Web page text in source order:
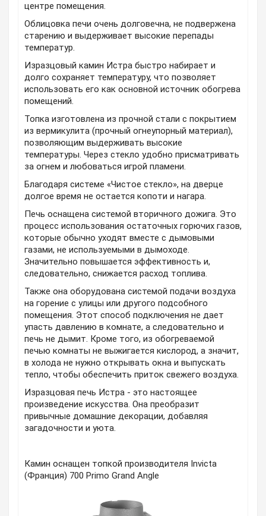
центре помещения.
Облицовка печи очень долговечна, не подвержена
старению и выдерживает высокие перепады
температур.
Изразцовый камин Истра быстро набирает и
долго сохраняет температуру, что позволяет
использовать его как основной источник обогрева
помещений.
Топка изготовлена из прочной стали с покрытием
из вермикулита (прочный огнеупорный материал),
позволяющим выдерживать высокие
температуры. Через стекло удобно присматривать
за огнем и любоваться игрой пламени.
Благодаря системе «Чистое стекло», на дверце
долгое время не остается копоти и нагара.
Печь оснащена системой вторичного дожига. Это
процесс использования остаточных горючих газов,
которые обычно уходят вместе с дымовыми
газами, не используемыми в дымоходе.
Значительно повышается эффективность и,
следовательно, снижается расход топлива.
Также она оборудована системой подачи воздуха
на горение с улицы или другого подсобного
помещения. Этот способ подключения не дает
упасть давлению в комнате, а следовательно и
печь не дымит. Кроме того, из обогреваемой
печью комнаты не выжигается кислород, а значит,
в холода не нужно открывать окна и выпускать
тепло, чтобы обеспечить приток свежего воздуха.
Изразцовая печь Истра - это настоящее
произведение искусства. Она преобразит
привычные домашние декорации, добавляя
загадочности и уюта.
Камин оснащен топкой производителя Invicta
(Франция) 700 Primo Grand Angle